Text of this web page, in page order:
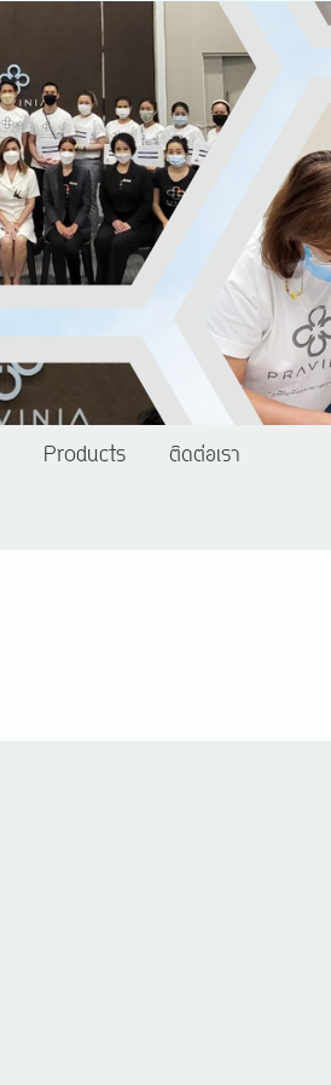
Products
ติดต่อเรา